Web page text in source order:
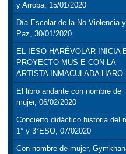
y Arroba, 15/01/2020
Día Escolar de la No Violencia
Paz, 30/01/2020
EL IESO HARÉVOLAR INICIA
PROYECTO MUS-E CON LA
ARTISTA INMACULADA HARO
El libro andante con nombre de
mujer, 06/02/2020
Concierto didáctico historia del
1° y 3°ESO, 07/02020
Con nombre de mujer,